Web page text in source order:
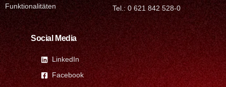
Funktionalitäten
Tel.: 0 621 842 528-0
Social Media
LinkedIn
Facebook